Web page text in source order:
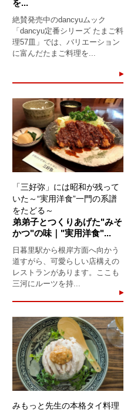
を...
絶賛発売中のdancyuムック
「dancyu定番シリーズ たまご料
理57皿」では、バリエーション
に富んだたまご料理を...
「三好弥」には昭和が残って
いた～“実用洋食”一門の系譜
をたどる～
弟弟子とつくりあげた"みそ
かつ"の味｜"実用洋食"...
日暮里駅から根岸方面へ向かう
道すがら、可愛らしい店構えの
レストランがあります。ここも
三河にルーツを持...
みもっと先生の本格タイ料理